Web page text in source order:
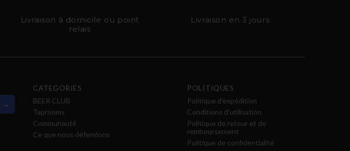
Livraison à domicile ou point
relais
Livraison en 3 jours
→
CATEGORIES
BEER CLUB
Taprooms
Communauté
Ce que nous défendons
POLITIQUES
Politique d'expédition
Conditions d'utilisation
Politique de retour et de
remboursement
Politique de confidentialité